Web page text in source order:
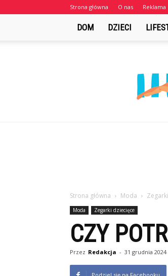
Strona główna O nas Reklama
DOM DZIECI
Strona główna Moda
Moda Zegarki dziecięce
CZY
Przez Redakcja - 31 grudnia 2024